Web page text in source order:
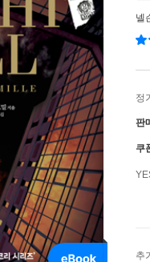
넬
정
판
쿠
추